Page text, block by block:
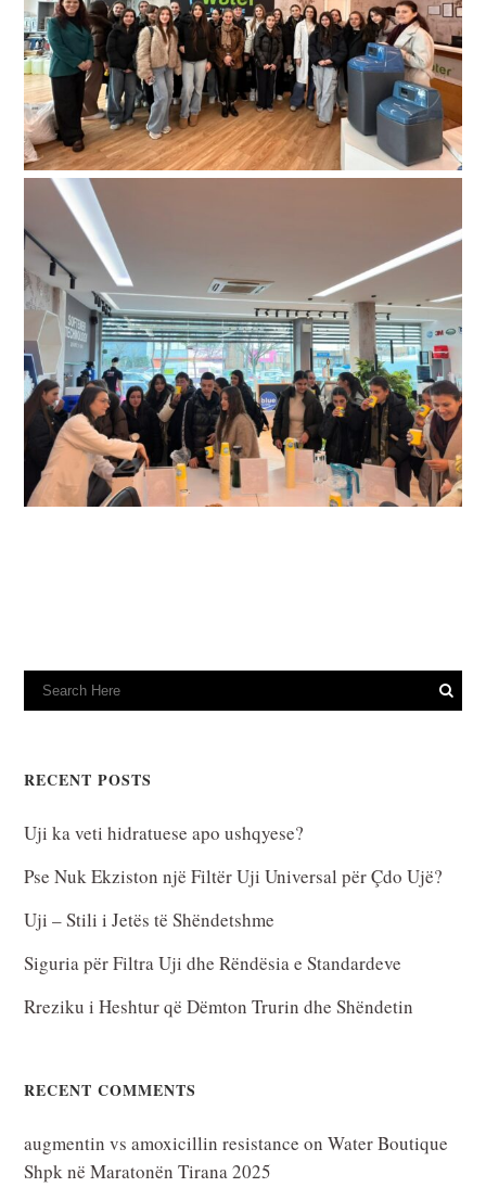
RECENT POSTS
Uji ka veti hidratuese apo ushqyese?
Pse Nuk Ekziston një Filtër Uji Universal për Çdo Ujë?
Uji – Stili i Jetës të Shëndetshme
Siguria për Filtra Uji dhe Rëndësia e Standardeve
Rreziku i Heshtur që Dëmton Trurin dhe Shëndetin
RECENT COMMENTS
augmentin vs amoxicillin resistance onWater Boutique
Shpk në Maratonën Tirana 2025